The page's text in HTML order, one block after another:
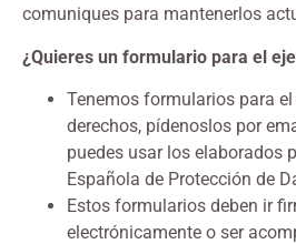
comuniques para mantenerlos
¿Quieres un formulario para el
Tenemos formularios para
derechos, pídenoslos por
puedes usar los elaborados
Española de Protección de
Estos formularios deben ir
electrónicamente o ser